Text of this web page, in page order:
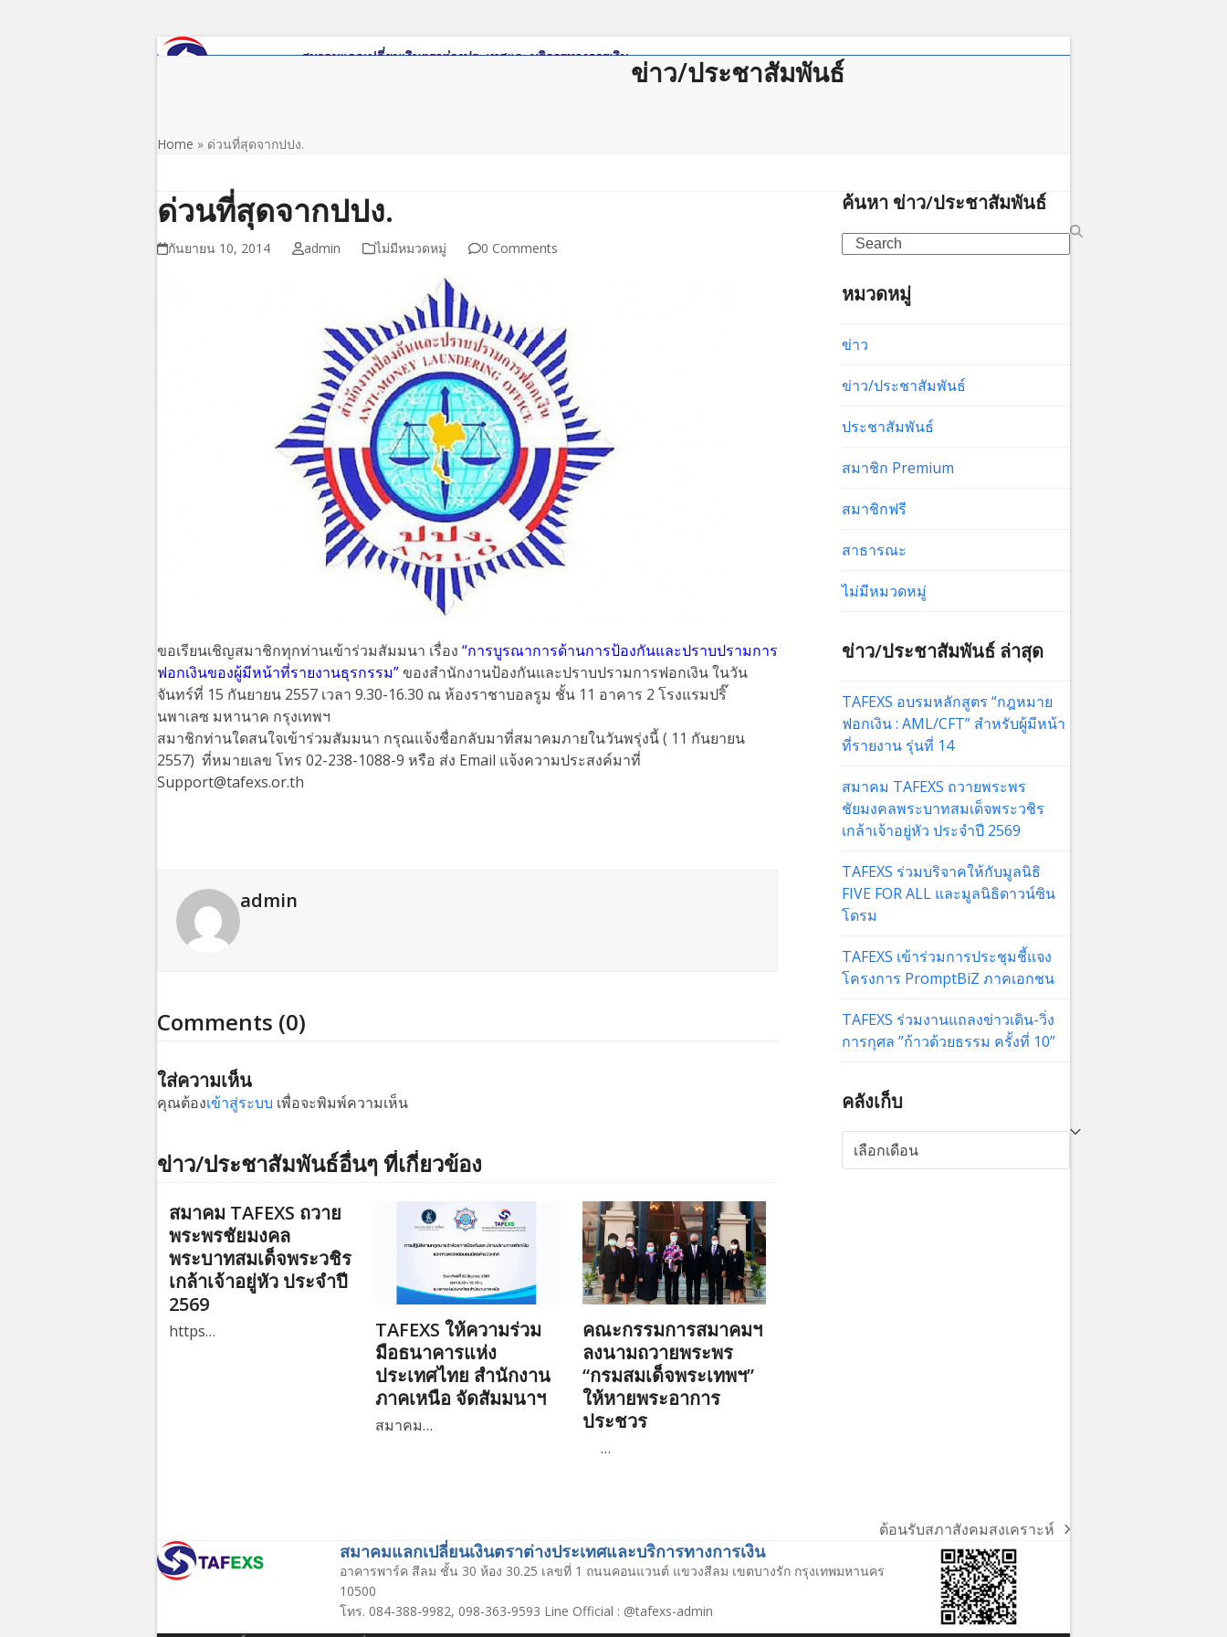
ข่าว/ประชาสัมพันธ์
Home » ด่วนที่สุดจากปปง.
ด่วนที่สุดจากปปง.
กันยายน 10, 2014 admin ไม่มีหมวดหมู่ 0 Comments
ขอเรียนเชิญสมาชิกทุกท่านเข้าร่วมสัมมนา เรื่อง “การบูรณาการด้านการป้องกันและปราบปรามการ
ฟอกเงินของผู้มีหน้าที่รายงานธุรกรรม”ของสำนักงานป้องกันและปราบปรามการฟอกเงิน ในวัน
จันทร์ที่ 15 กันยายน 2557 เวลา 9.30-16.30 ณ ห้องราชาบอลรูม ชั้น 11 อาคาร 2 โรงแรมปริ๊
นพาเลซ มหานาค กรุงเทพฯ
สมาชิกท่านใดสนใจเข้าร่วมสัมมนา กรุณแจ้งชื่อกลับมาที่สมาคมภายในวันพรุ่งนี้ ( 11 กันยายน
2557) ที่หมายเลข โทร 02-238-1088-9 หรือ ส่ง Email แจ้งความประสงค์มาที่
Support@tafexs.or.th
admin
Comments (0)
ใส่ความเห็น
คุณต้องเข้าสู่ระบบ เพื่อจะพิมพ์ความเห็น
ข่าว/ประชาสัมพันธ์อื่นๆ ที่เกี่ยวข้อง
สมาคม TAFEXS ถวาย
พระพรชัยมงคล
พระบาทสมเด็จพระวชิร
เกล้าเจ้าอยู่หัว ประจำปี
2569
https…
TAFEXS ให้ความร่วม
มือธนาคารแห่ง
ประเทศไทย สำนักงาน
ภาคเหนือ จัดสัมมนาฯ
สมาคม…
คณะกรรมการสมาคมฯ
ลงนามถวายพระพร
“กรมสมเด็จพระเทพฯ”
ให้หายพระอาการ
ประชวร
…
ค้นหา ข่าว/ประชาสัมพันธ์
Search
หมวดหมู่
ข่าว
ข่าว/ประชาสัมพันธ์
ประชาสัมพันธ์
สมาชิก Premium
สมาชิกฟรี
สาธารณะ
ไม่มีหมวดหมู่
ข่าว/ประชาสัมพันธ์ ล่าสุด
TAFEXS อบรมหลักสูตร “กฎหมาย
ฟอกเงิน : AML/CFT” สำหรับผู้มีหน้า
ที่รายงาน รุ่นที่ 14
สมาคม TAFEXS ถวายพระพร
ชัยมงคลพระบาทสมเด็จพระวชิร
เกล้าเจ้าอยู่หัว ประจำปี 2569
TAFEXS ร่วมบริจาคให้กับมูลนิธิ
FIVE FOR ALL และมูลนิธิดาวน์ซิน
โดรม
TAFEXS เข้าร่วมการประชุมชี้แจง
โครงการ PromptBiZ ภาคเอกชน
TAFEXS ร่วมงานแถลงข่าวเดิน-วิ่ง
การกุศล ”ก้าวด้วยธรรม ครั้งที่ 10”
คลังเก็บ
คลัง
เก็บ
next
ต้อนรับสภาสังคมสงเคราะห์
สมาคมแลกเปลี่ยนเงินตราต่างประเทศและบริการทางการเงิน
อาคารพาร์ค สีลม ชั้น 30 ห้อง 30.25 เลขที่ 1 ถนนคอนแวนต์ แขวงสีลม เขตบางรัก กรุงเทพมหานคร
10500
โทร. 084-388-9982, 098-363-9593 Line Official : @tafexs-admin